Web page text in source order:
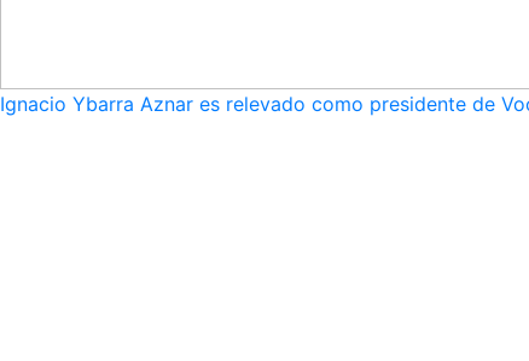
Ignacio Ybarra Aznar es relevado como presidente de